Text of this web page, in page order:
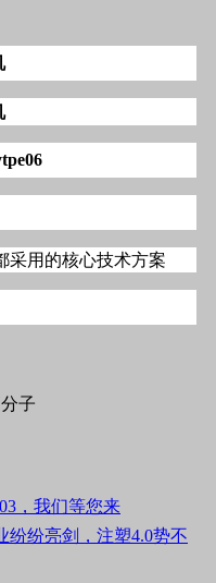
子
，我们等您来
纷纷亮剑，注塑4.0势不